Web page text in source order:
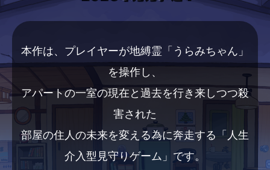
本作は、プレイヤーが地縛霊「うらみちゃん」
を操作し、
アパートの一室の現在と過去を行き来しつつ殺
害された
部屋の住人の未来を変える為に奔走する「人生
介入型見守りゲーム」です。